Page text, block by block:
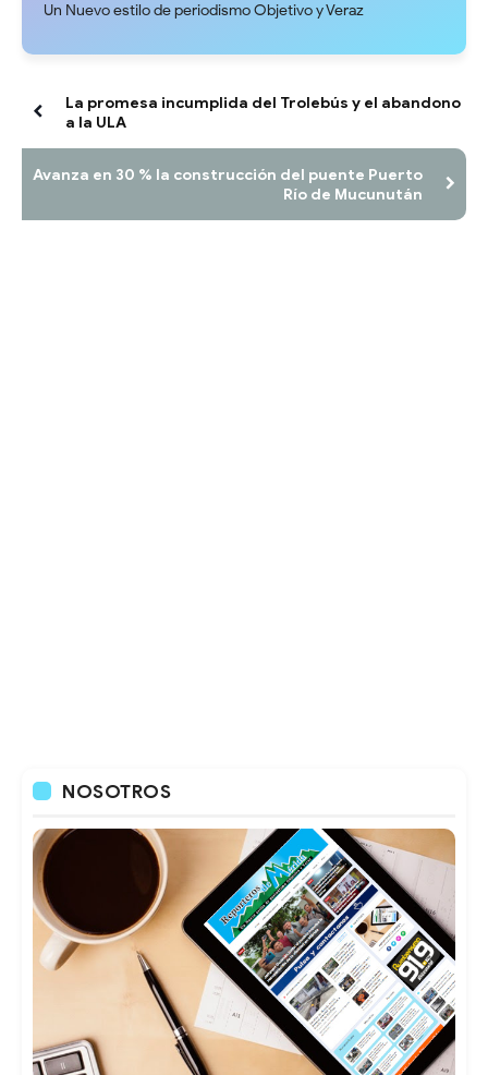
Un Nuevo estilo de periodismo Objetivo y Veraz
La promesa incumplida del Trolebús y el abandono
a la ULA
Avanza en 30 % la construcción del puente Puerto
Río de Mucunután
NOSOTROS